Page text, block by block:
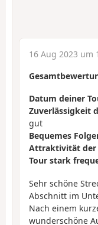
16 Aug 2023 um
Datum deiner
Zuverlässigkeit
gut
Bequemes
Attraktivität der
Tour stark
Sehr schöne
Abschnitt im
Nach einem
wunderschöne